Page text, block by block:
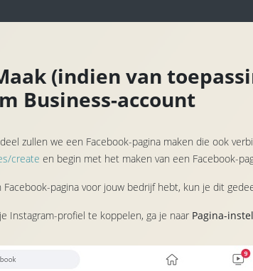
(indien van
Business-account
zullen we een Facebook-pagina maken die ook
create en begin met het maken van een Facebook-
pagina voor jouw bedrijf hebt, kun je dit
Instagram-profiel te koppelen, ga je naar Pagina-